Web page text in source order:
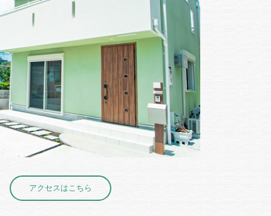
アクセスはこちら